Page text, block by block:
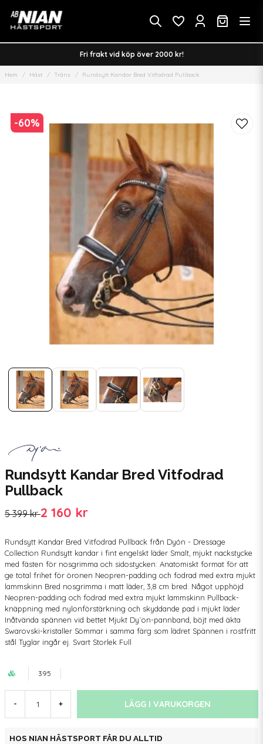
Fri frakt vid köp över 2000 kr!
Hem Häst Träns Rundsytt Kandar Bred Vitfodrad Pullback
-60%
Rundsytt Kandar Bred Vitfodrad
Pullback
5 399 kr2 160 kr
Rundsytt Kandar Bred Vitfodrad Pullback från Dyón - Dressage
Collection Rundsytt kandar i fint engelskt läder Smalt, mjukt nackstycke
med fästen för nosgrimma och sidostycken: Anatomiskt format för att
ge total frihet för öronen Neopren-padding och fodrad med extra mjukt
lammskinn Bred nosgrimma i matt läder, 3,8 cm bred: Något upphöjd
Neopren-padding och fodrad med extra mjukt lammskinn Pullback-
knäppning med nylonförstärkning och skyddande pad i mjukt läder
Inåtvända spännen vid bettet Mjukt Dy´on-pannband, böjt med äkta
Swarovski-kristaller Sömmar i samma färg som lädret Spännen i rostfritt
stål Tyglar ingår ej. Svart Storlek Full
395
- + LÄGG I VARUKORGEN
HOS NIAN HÄSTSPORT FÅR DU ALLTID